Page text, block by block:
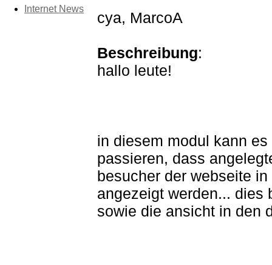
Internet News
cya, MarcoA
Beschreibung:
hallo leute!
in diesem modul kann
passieren, dass
besucher der webseite
angezeigt werden... dies
sowie die ansicht in den